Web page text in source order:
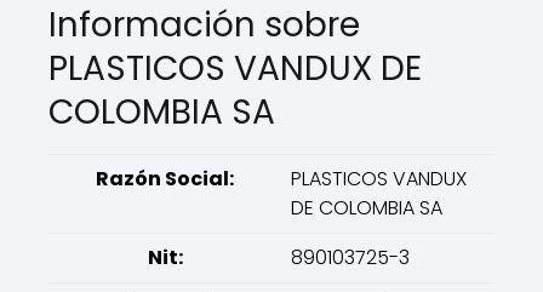
Información sobre
PLASTICOS VANDUX DE
COLOMBIA SA
Razón Social:
PLASTICOS VANDUX
DE COLOMBIA SA
Nit:
890103725-3